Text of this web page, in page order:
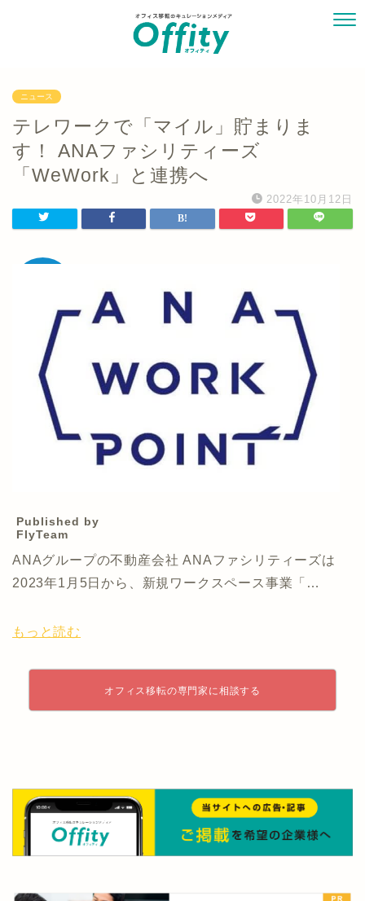
ニュース
テレワークで「マイル」貯まりま
す！ ANAファシリティーズ
「WeWork」と連携へ
2022年10月12日
Published by
FlyTeam
ANAグループの不動産会社 ANAファシリティーズは
2023年1月5日から、新規ワークスペース事業「…
もっと読む
オフィス移転の専門家に相談する